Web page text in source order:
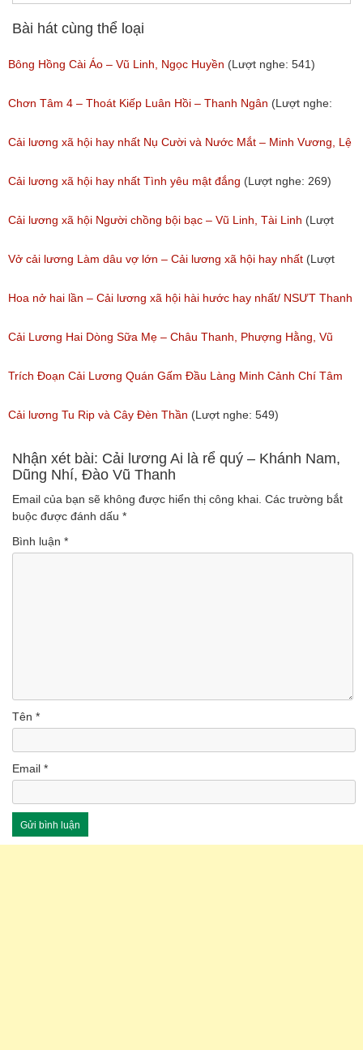
Bài hát cùng thể loại
Bông Hồng Cài Áo – Vũ Linh, Ngọc Huyền (Lượt nghe: 541)
Chơn Tâm 4 – Thoát Kiếp Luân Hồi – Thanh Ngân (Lượt nghe:
267)
Cải lương xã hội hay nhất Nụ Cười và Nước Mắt – Minh Vương, Lệ
Thủy
(Lượt nghe: 776)
Cải lương xã hội hay nhất Tình yêu mật đắng (Lượt nghe: 269)
Cải lương xã hội Người chồng bội bạc – Vũ Linh, Tài Linh (Lượt
nghe: 473)
Vở cải lương Làm dâu vợ lớn – Cải lương xã hội hay nhất (Lượt
nghe: 383)
Hoa nở hai lần – Cải lương xã hội hài hước hay nhất/ NSƯT Thanh
Ngân, NSƯT Vũ Linh
(Lượt nghe: 191)
Cải Lương Hai Dòng Sữa Mẹ – Châu Thanh, Phượng Hằng, Vũ
Minh Vương, Linh Vương, Phương Hồng Thủy
(Lượt nghe: 609)
Trích Đoạn Cải Lương Quán Gấm Đầu Làng Minh Cảnh Chí Tâm
(Lượt nghe: 285)
Cải lương Tu Rip và Cây Đèn Thần (Lượt nghe: 549)
Nhận xét bài: Cải lương Ai là rể quý – Khánh Nam,
Dũng Nhí, Đào Vũ Thanh
Email của bạn sẽ không được hiển thị công khai. Các trường bắt
buộc được đánh dấu *
Bình luận *
Tên *
Email *